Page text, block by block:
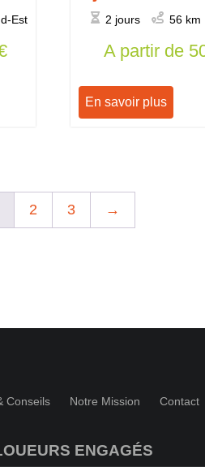
Est 2 jours 56 km
A partir de
En savoir plus
2 3 →
Conseils Notre Mission Contact
ENGAGÉS